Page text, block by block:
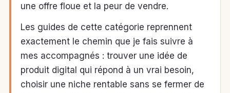
une offre floue et la peur de vendre.
Les guides de cette catégorie reprennent
exactement le chemin que je fais suivre à
mes accompagnés : trouver une idée de
produit digital qui répond à un vrai besoin,
choisir une niche rentable sans se fermer de